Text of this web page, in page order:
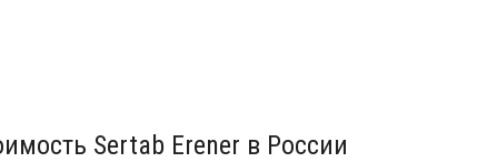
Sertab Erener в России